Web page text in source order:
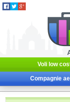
Voli low
Compagnie